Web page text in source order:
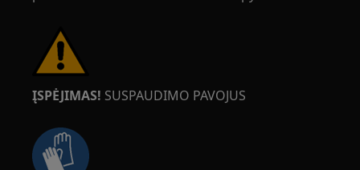
ĮSPĖJIMAS! SUSPAUDIMO PAVOJUS